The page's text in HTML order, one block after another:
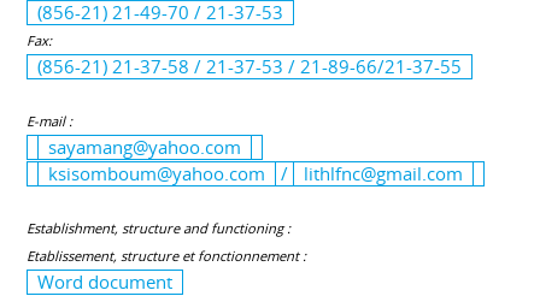
(856-21) 21-49-70 / 21-37-53
Fax:
(856-21) 21-37-58 / 21-37-53 / 21-89-66/21-37-55
E-mail :
sayamang@yahoo.com
ksisomboum@yahoo.com
/ lithlfnc@gmail.com
Establishment, structure and functioning :
Etablissement, structure et fonctionnement :
Word document